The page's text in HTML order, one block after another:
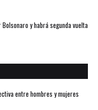
y habrá segunda vuelta
entre hombres y mujeres